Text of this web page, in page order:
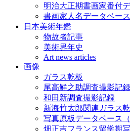
明治大正期書画家番付
書画家人名データベー
日本美術年鑑
物故者記事
美術界年史
Art news articles
画像
ガラス乾板
尾高鮮之助調査撮影記録
和田新調査撮影記録
新海竹太郎関連ガラス
写真原板データベース（
畑正吉フランス留学期